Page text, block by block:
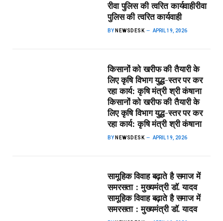
रीवा पुलिस की त्वरित कार्यवाही​रीवा
पुलिस की त्वरित कार्यवाही
BY NEWSDESK APRIL 19, 2026
किसानों को खरीफ की तैयारी के
लिए कृषि विभाग युद्ध-स्तर पर कर
रहा कार्य: कृषि मंत्री श्री कंषाना​
किसानों को खरीफ की तैयारी के
लिए कृषि विभाग युद्ध-स्तर पर कर
रहा कार्य: कृषि मंत्री श्री कंषाना
BY NEWSDESK APRIL 19, 2026
सामूहिक विवाह बढ़ाते है समाज में
समरसता : मुख्यमंत्री डॉ. यादव​
सामूहिक विवाह बढ़ाते है समाज में
समरसता : मुख्यमंत्री डॉ. यादव